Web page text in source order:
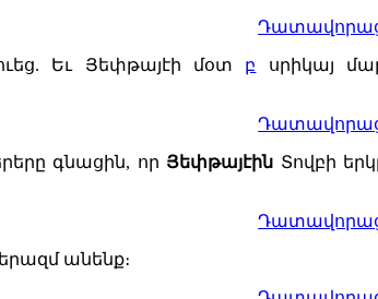
Դատավորաց
Եւ Յեփթայէի մօտ բ
սրիկայ
Դատավորաց
գնացին, որ Յեփթայէին Տովբի
Դատավորաց
անենք։